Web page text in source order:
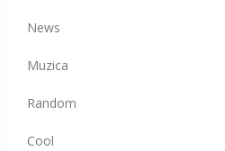
News
Muzica
Random
Cool